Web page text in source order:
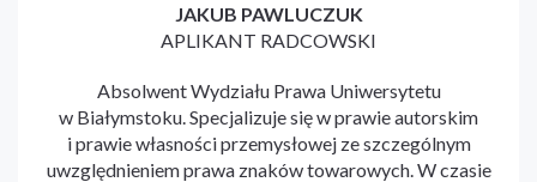
JAKUB PAWLUCZUK
APLIKANT RADCOWSKI
Absolwent Wydziału Prawa Uniwersytetu
w Białymstoku. Specjalizuje się w prawie autorskim
i prawie własności przemysłowej ze szczególnym
uwzględnieniem prawa znaków towarowych. W czasie